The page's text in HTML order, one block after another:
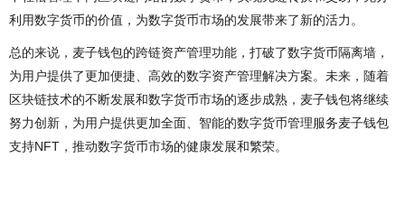
利用数字货币的价值，为数字货币市场的发展带来了新的活力。
总的来说，麦子钱包的跨链资产管理功能，打破了数字货币隔离墙，
为用户提供了更加便捷、高效的数字资产管理解决方案。未来，随着
区块链技术的不断发展和数字货币市场的逐步成熟，麦子钱包将继续
努力创新，为用户提供更加全面、智能的数字货币管理服务麦子钱包
支持NFT，推动数字货币市场的健康发展和繁荣。